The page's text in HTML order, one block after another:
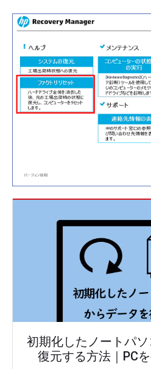
初期化したノートパ
復元する方法｜PC